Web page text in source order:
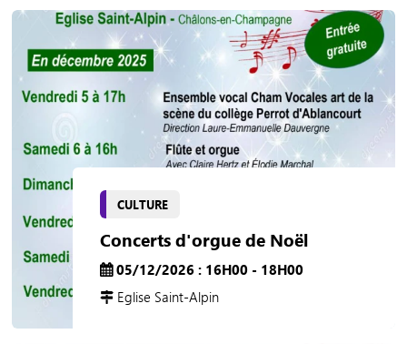
CULTURE
Concerts d'orgue de Noël
05/12/2026 : 16H00 - 18H00
Eglise Saint-Alpin